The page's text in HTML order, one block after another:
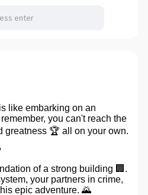
like embarking on an
you can't reach the
greatness 🏆 all on your own.
of a strong building 🏢.
your partners in crime,
epic adventure. 🌄